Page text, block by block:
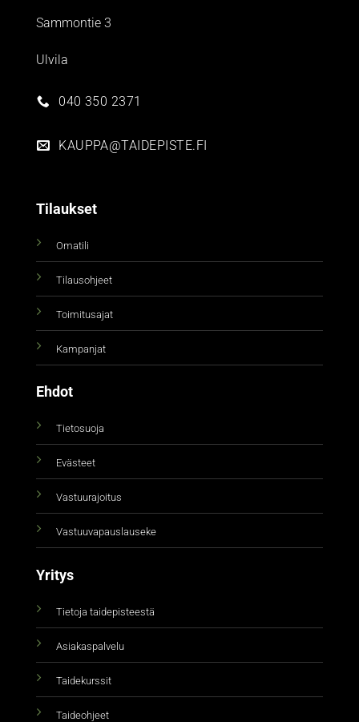
Sammontie 3
Ulvila
040 350 2371
KAUPPA@TAIDEPISTE.FI
Tilaukset
Omatili
Tilausohjeet
Toimitusajat
Kampanjat
Ehdot
Tietosuoja
Evästeet
Vastuurajoitus
Vastuuvapauslauseke
Yritys
Tietoja taidepisteestä
Asiakaspalvelu
Taidekurssit
Taideohjeet